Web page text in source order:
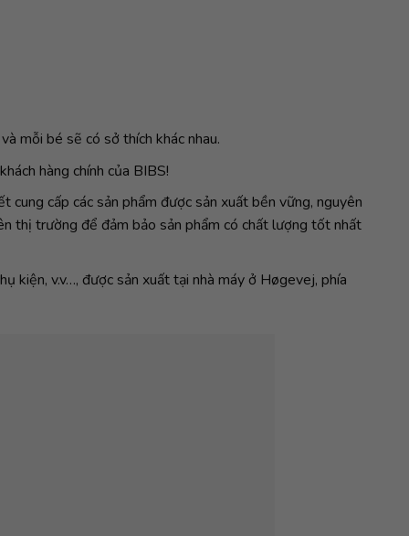
mỗi bé sẽ có sở thích khác nhau.
hàng chính của BIBS!
cấp các sản phẩm được sản xuất bền vững, nguyên
thị trường để đảm bảo sản phẩm có chất lượng tốt nhất
kiện, v.v…, được sản xuất tại nhà máy ở Høgevej, phía